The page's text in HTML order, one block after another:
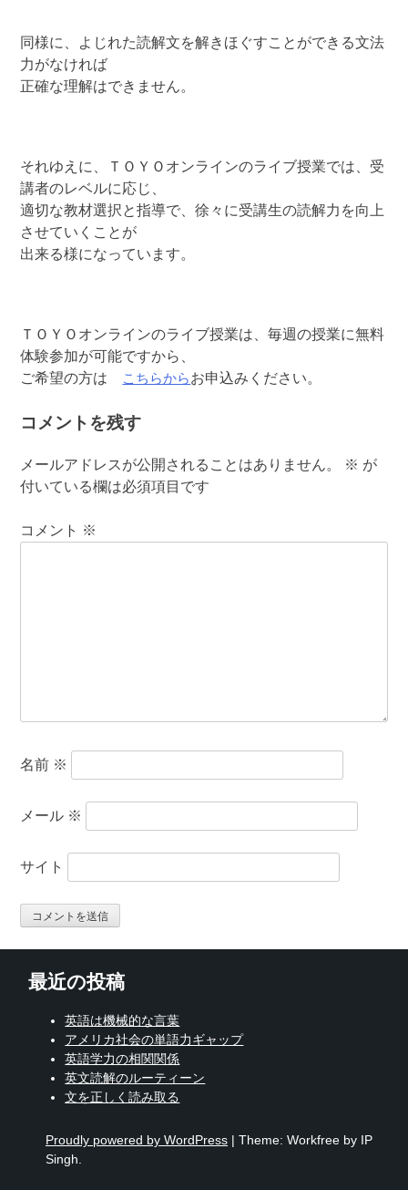
同様に、よじれた読解文を解きほぐすことができる文法
力がなければ
正確な理解はできません。
それゆえに、ＴＯＹＯオンラインのライブ授業では、受
講者のレベルに応じ、
適切な教材選択と指導で、徐々に受講生の読解力を向上
させていくことが
出来る様になっています。
ＴＯＹＯオンラインのライブ授業は、毎週の授業に無料
体験参加が可能ですから、
ご希望の方は
こちらからお申込みください。
コメントを残す
メールアドレスが公開されることはありません。 ※ が
付いている欄は必須項目です
コメント ※
名前 ※
メール ※
サイト
最近の投稿
英語は機械的な言葉
アメリカ社会の単語力ギャップ
英語学力の相関関係
英文読解のルーティーン
文を正しく読み取る
Proudly powered by WordPress | Theme: Workfree by IP
Singh.